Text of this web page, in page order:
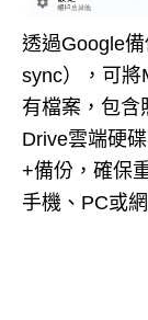
透過Google
sync），可將
有檔案，包含
Drive雲端硬
+備份，確保
手機、PC或